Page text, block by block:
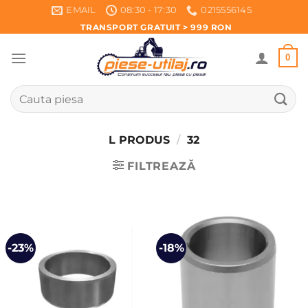
EMAIL 08:30 - 17:30
0215556145
TRANSPORT GRATUIT > 999 RON
0
Caută
după:
L PRODUS / 32
FILTREAZĂ
-23% -18%